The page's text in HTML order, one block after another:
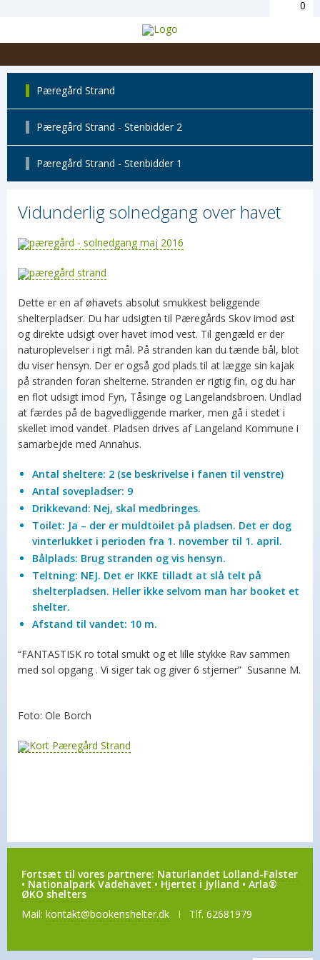
0
Pæregård Strand
Pæregård Strand - Stenbidder 2
Pæregård Strand - Stenbidder 1
Vidunderlig solnedgang over havet
Dette er en af øhavets absolut smukkest beliggende
shelterpladser. Du har udsigten til Pæregårds Skov imod øst
og direkte udsigt over havet imod vest. Til gengæld er der
naturoplevelser i rigt mål. På stranden kan du tænde bål, blot
du viser hensyn. Der er også god plads til at lægge sin kajak
på stranden foran shelterne. Stranden er rigtig fin, og du har
en flot udsigt imod Fyn, Tåsinge og Langelandsbroen. Undlad
at færdes på de bagvedliggende marker, men gå i stedet i
skellet imod vandet. Pladsen drives af Langeland Kommune i
samarbejde med Annahus.
Antal sheltere: 2 (se beskrivelse i fanen til venstre)
Antal sovepladser: 9
Drikkevand: Nej, skal medbringes.
Toilet: Ja – der er muldtoilet på pladsen. Det er dog
vinterlukket i perioden fra 1. november til 1. april.
Bålplads: Brug stranden og vis hensyn.
Teltning: NEJ. Det er IKKE tilladt at slå telt på
shelterpladsen. Heller ikke selvom man har booket et
shelter.
Afstand til vandet: 10 m.
“FANTASTISK ro total smukt og et lille stykke Rav sammen
med sol opgang . Vi siger tak og giver 6 stjerner” Susanne M.
Foto: Ole Borch
Fortsæt til vores partnere: Naturlandet Lolland-Falster
• Nationalpark Vadehavet •Hjertet i Jylland•Arla®
ØKO shelters
Mail: kontakt@bookenshelter.dk I Tlf. 62681979